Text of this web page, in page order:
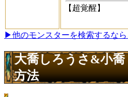
【超覚醒】
▶他のモンスターを検索するなら
大喬しろうさ&小
方法